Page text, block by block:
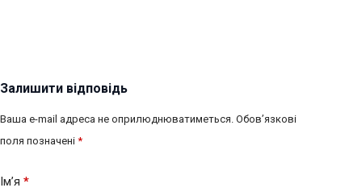
Залишити відповідь
Ваша e-mail адреса не оприлюднюватиметься. Обов’язкові
поля позначені *
Ім’я *